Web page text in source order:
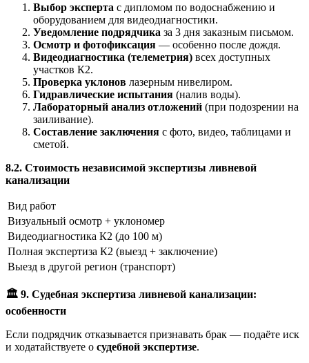
Выбор эксперта с дипломом по водоснабжению и
оборудованием для видеодиагностики.
Уведомление подрядчика за 3 дня заказным письмом.
Осмотр и фотофиксация — особенно после дождя.
Видеодиагностика (телеметрия) всех доступных
участков К2.
Проверка уклонов лазерным нивелиром.
Гидравлические испытания (налив воды).
Лабораторный анализ отложений (при подозрении на
заиливание).
Составление заключения с фото, видео, таблицами и
сметой.
8.2. Стоимость независимой экспертизы ливневой
канализации
Вид работ
Визуальный осмотр + уклономер
Видеодиагностика К2 (до 100 м)
Полная экспертиза К2 (выезд + заключение)
Выезд в другой регион (транспорт)
🏛 ️ 9. Судебная экспертиза ливневой канализации:
особенности
Если подрядчик отказывается признавать брак — подаёте иск
и ходатайствуете о судебной экспертизе.